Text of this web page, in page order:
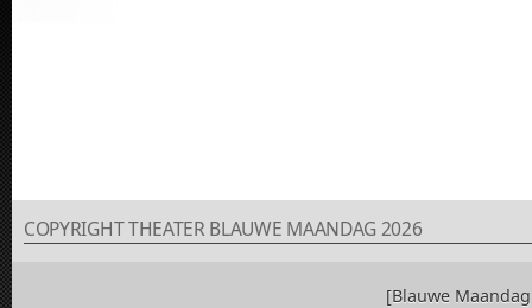
COPYRIGHT THEATER BLAUWE MAANDAG 2026
[Blauwe